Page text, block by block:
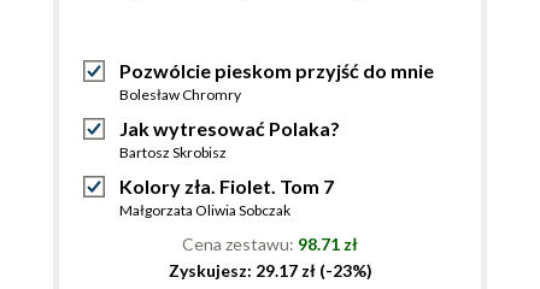
Pozwólcie pieskom przyjść do mnie
Bolesław Chromry
Jak wytresować Polaka?
Bartosz Skrobisz
Kolory zła. Fiolet. Tom 7
Małgorzata Oliwia Sobczak
Cena zestawu: 98.71 zł
Zyskujesz: 29.17 zł (-23%)